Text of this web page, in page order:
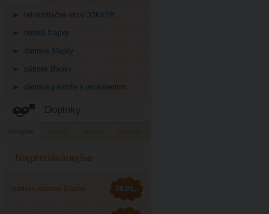
rehabilitačná obuv JOKKER
detské šľapky
dámske šľapky
pánske šľapky
dámské pantofle s ornamentom
Doplnky
kategórie
Najpredávanejšie
pánske kožené šľapky 39,05,-